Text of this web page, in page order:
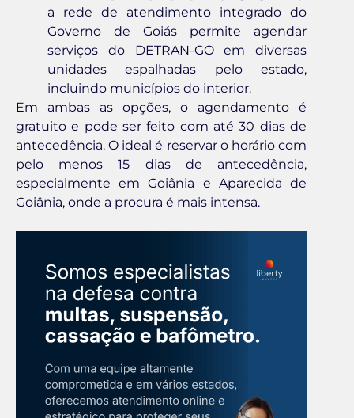
a rede de atendimento integrado do
Governo de Goiás permite agendar
serviços do DETRAN-GO em diversas
unidades espalhadas pelo estado,
incluindo municípios do interior.
Em ambas as opções, o agendamento é
gratuito e pode ser feito com até 30 dias de
antecedência. O ideal é reservar o horário com
pelo menos 15 dias de antecedência,
especialmente em Goiânia e Aparecida de
Goiânia, onde a procura é mais intensa.